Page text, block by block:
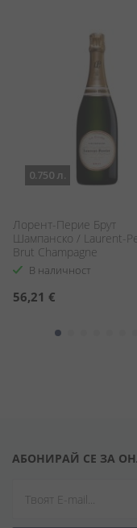
0.750 л.
Лорент-Перие Брут
Шампанско / Laurent-
Brut Champagne
В наличност
56,21 €
АБОНИРАЙ СЕ ЗА